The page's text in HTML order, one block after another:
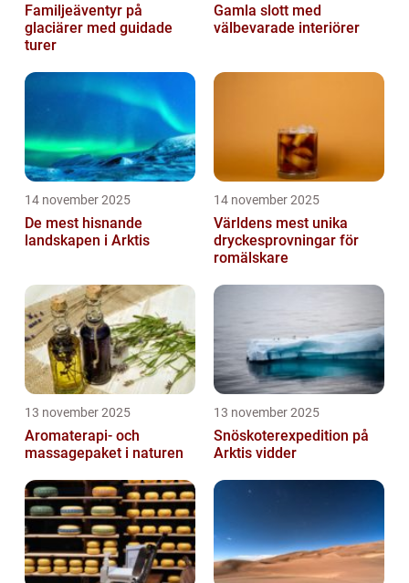
Familjeäventyr på
glaciärer med guidade
turer
Gamla slott med
välbevarade interiörer
14 november 2025
De mest hisnande
landskapen i Arktis
14 november 2025
Världens mest unika
dryckesprovningar för
romälskare
13 november 2025
Aromaterapi- och
massagepaket i naturen
13 november 2025
Snöskoterexpedition på
Arktis vidder